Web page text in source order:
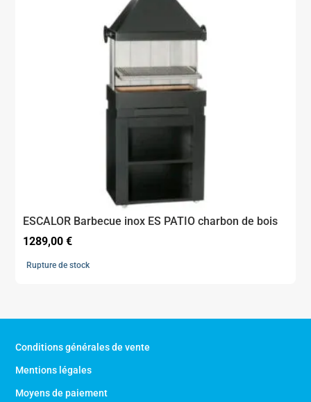
ESCALOR Barbecue inox ES PATIO charbon de bois
1289,00€
Rupture de stock
Conditions générales de vente
Mentions légales
Moyens de paiement